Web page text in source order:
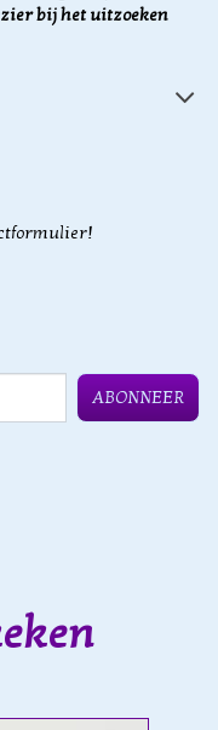
bij het uitzoeken
ABONNEER